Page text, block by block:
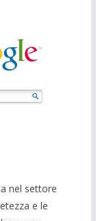
nel settore
e le